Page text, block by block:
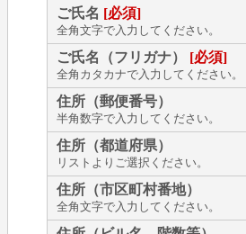
ご氏名 [必須]
全角文字で入力してください。
ご氏名（フリガナ） [必須]
全角カタカナで入力してください。
住所（郵便番号）
半角数字で入力してください。
住所（都道府県）
リストよりご選択ください。
住所（市区町村番地）
全角文字で入力してください。